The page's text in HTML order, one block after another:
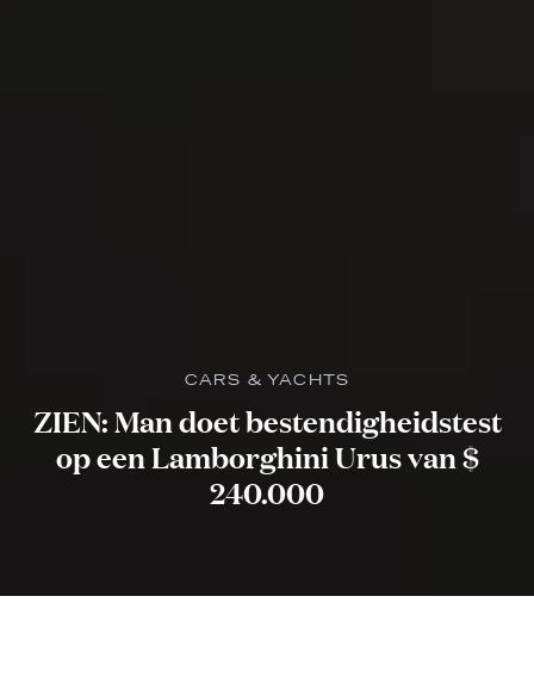
CARS & YACHTS
ZIEN: Man doet bestendigheidstest
op een Lamborghini Urus van $
240.000